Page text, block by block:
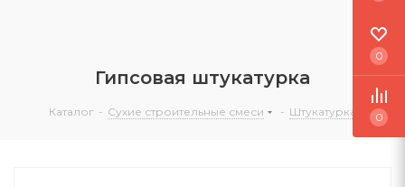
Гипсовая штукатурка
Каталог - Сухие строительные смеси - Штукатурка
0
0